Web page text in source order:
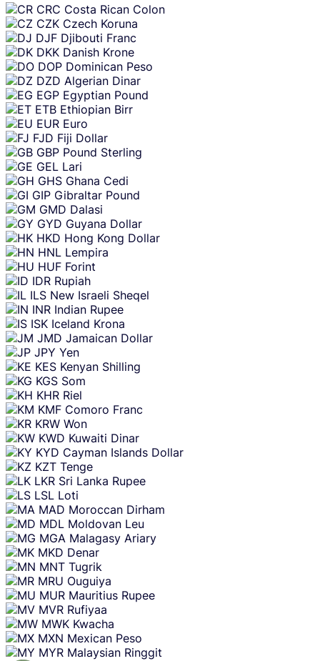
CRC Costa Rican Colon
CZK Czech Koruna
DJF Djibouti Franc
DKK Danish Krone
DOP Dominican Peso
DZD Algerian Dinar
EGP Egyptian Pound
ETB Ethiopian Birr
EUR Euro
FJD Fiji Dollar
GBP Pound Sterling
GEL Lari
GHS Ghana Cedi
GIP Gibraltar Pound
GMD Dalasi
GYD Guyana Dollar
HKD Hong Kong Dollar
HNL Lempira
HUF Forint
IDR Rupiah
ILS New Israeli Sheqel
INR Indian Rupee
ISK Iceland Krona
JMD Jamaican Dollar
JPY Yen
KES Kenyan Shilling
KGS Som
KHR Riel
KMF Comoro Franc
KRW Won
KWD Kuwaiti Dinar
KYD Cayman Islands Dollar
KZT Tenge
LKR Sri Lanka Rupee
LSL Loti
MAD Moroccan Dirham
MDL Moldovan Leu
MGA Malagasy Ariary
MKD Denar
MNT Tugrik
MRU Ouguiya
MUR Mauritius Rupee
MVR Rufiyaa
MWK Kwacha
MXN Mexican Peso
MYR Malaysian Ringgit